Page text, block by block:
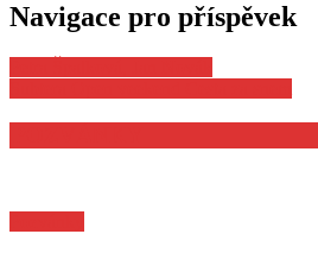
Navigace pro příspěvek